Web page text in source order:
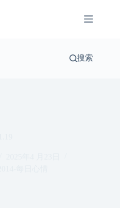
搜索